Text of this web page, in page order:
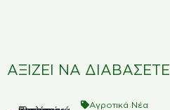
ΑΞΙΖΕΙ ΝΑ ΔΙΑΒΑΣΕΤΕ
Αγροτικά Νέα